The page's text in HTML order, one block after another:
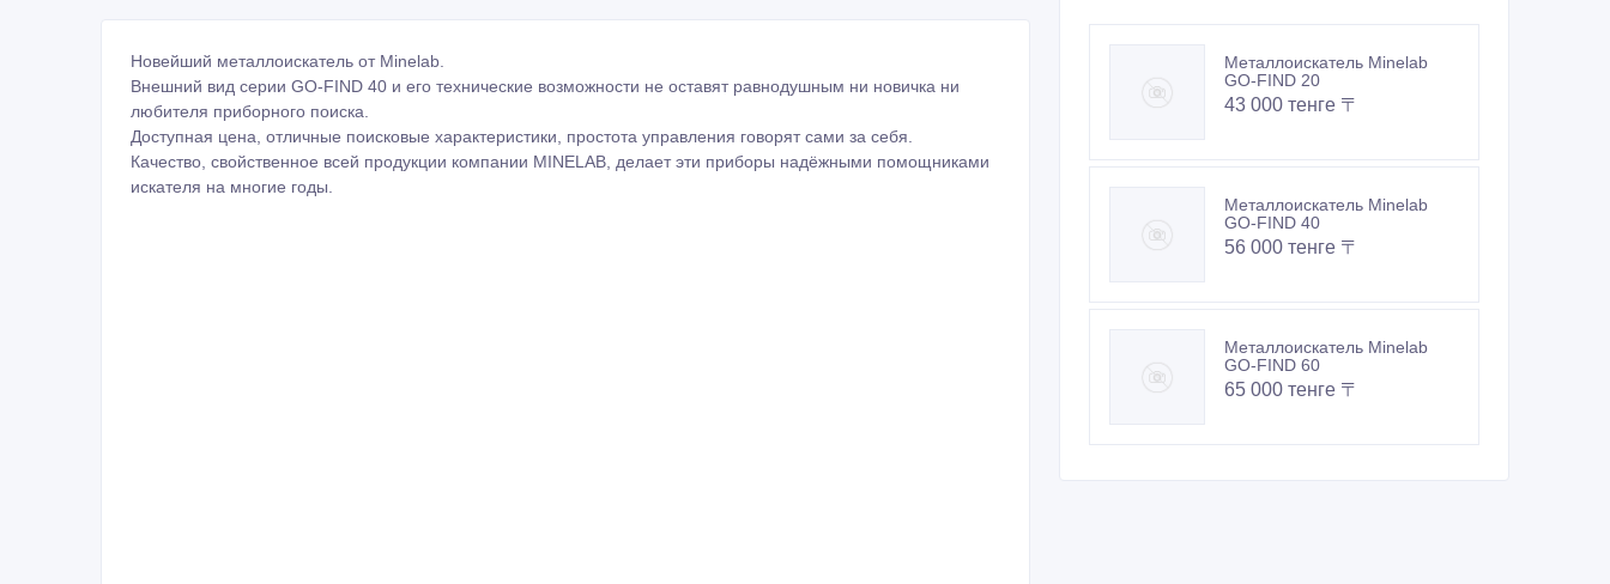
Новейший металлоискатель от Minelab.
Внешний вид серии GO-FIND 40 и его технические возможности не оставят равнодушным ни новичка ни
любителя приборного поиска.
Доступная цена, отличные поисковые характеристики, простота управления говорят сами за себя.
Качество, свойственное всей продукции компании MINELAB, делает эти приборы надёжными помощниками
искателя на многие годы.
Металлоискатель Minelab
GO-FIND 20
43 000 тенге 〒
Металлоискатель Minelab
GO-FIND 40
56 000 тенге 〒
Металлоискатель Minelab
GO-FIND 60
65 000 тенге 〒